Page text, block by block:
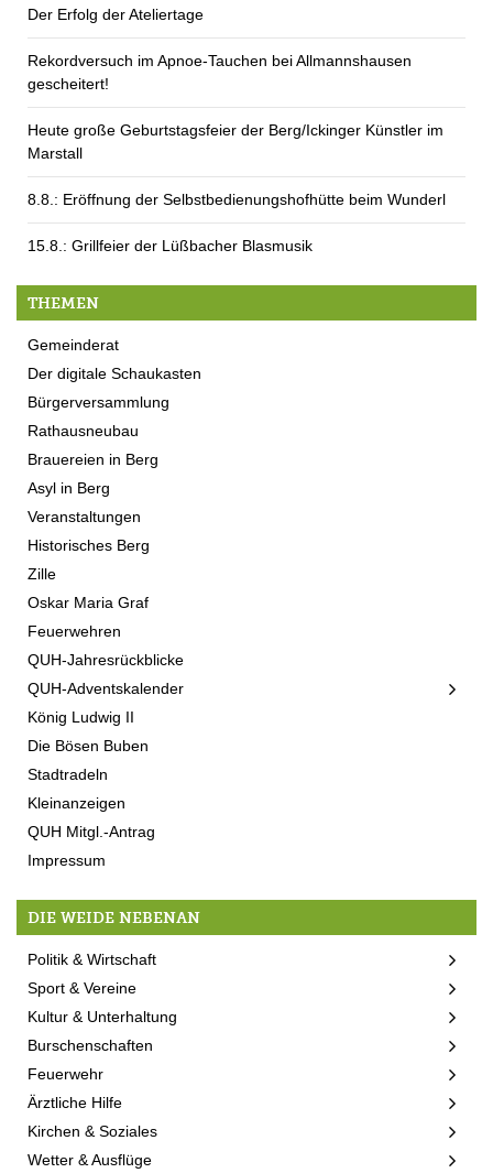
Der Erfolg der Ateliertage
Rekordversuch im Apnoe-Tauchen bei Allmannshausen
gescheitert!
Heute große Geburtstagsfeier der Berg/Ickinger Künstler im
Marstall
8.8.: Eröffnung der Selbstbedienungshofhütte beim Wunderl
15.8.: Grillfeier der Lüßbacher Blasmusik
THEMEN
Gemeinderat
Der digitale Schaukasten
Bürgerversammlung
Rathausneubau
Brauereien in Berg
Asyl in Berg
Veranstaltungen
Historisches Berg
Zille
Oskar Maria Graf
Feuerwehren
QUH-Jahresrückblicke
QUH-Adventskalender
König Ludwig II
Die Bösen Buben
Stadtradeln
Kleinanzeigen
QUH Mitgl.-Antrag
Impressum
DIE WEIDE NEBENAN
Politik & Wirtschaft
Sport & Vereine
Kultur & Unterhaltung
Burschenschaften
Feuerwehr
Ärztliche Hilfe
Kirchen & Soziales
Wetter & Ausflüge